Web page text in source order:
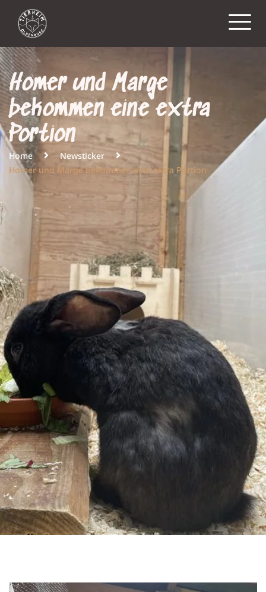
Homer und Marge
bekommen eine extra
Portion
Home
Newsticker
Homer und Marge bekommen eine extra Portion